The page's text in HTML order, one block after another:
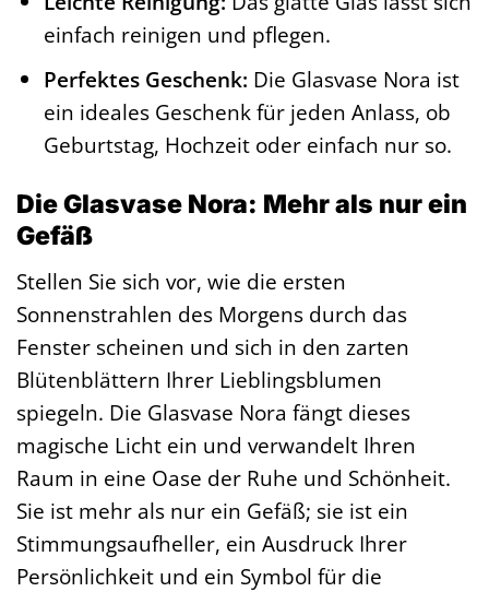
einfach reinigen und pflegen.
Perfektes Geschenk: Die Glasvase Nora ist
ein ideales Geschenk für jeden Anlass, ob
Geburtstag, Hochzeit oder einfach nur so.
Die Glasvase Nora: Mehr als nur ein
Gefäß
Stellen Sie sich vor, wie die ersten
Sonnenstrahlen des Morgens durch das
Fenster scheinen und sich in den zarten
Blütenblättern Ihrer Lieblingsblumen
spiegeln. Die Glasvase Nora fängt dieses
magische Licht ein und verwandelt Ihren
Raum in eine Oase der Ruhe und Schönheit.
Sie ist mehr als nur ein Gefäß; sie ist ein
Stimmungsaufheller, ein Ausdruck Ihrer
Persönlichkeit und ein Symbol für die